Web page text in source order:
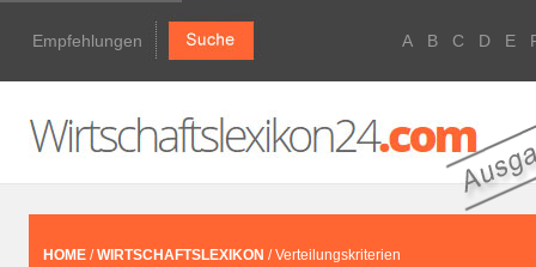
Empfehlungen A B C D E
HOME /WIRTSCHAFTSLEXIKON / Verteilungskriterien